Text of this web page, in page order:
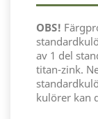
OBS!
av 1 del
titan-zink.
kulörer kan